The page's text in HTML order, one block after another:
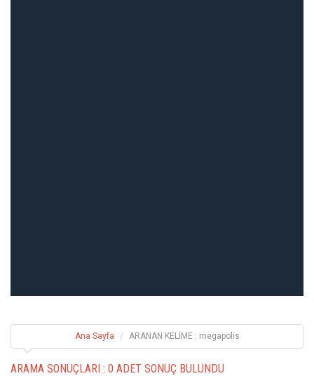
Ana Sayfa ARANAN KELİME : megapolis
ARAMA SONUÇLARI : 0 ADET SONUÇ BULUNDU